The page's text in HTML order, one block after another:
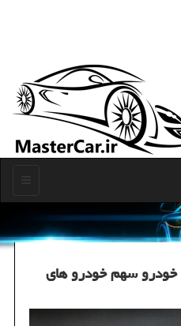
خودرو سهم خودرو های